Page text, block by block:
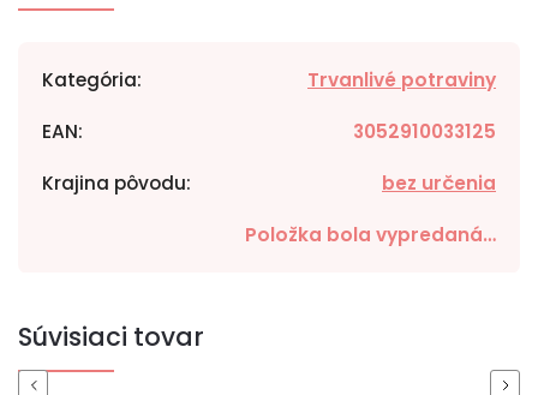
Kategória: Trvanlivé potraviny
EAN: 3052910033125
Krajina pôvodu: bez určenia
Položka bola vypredaná…
Súvisiaci tovar
Previous Next